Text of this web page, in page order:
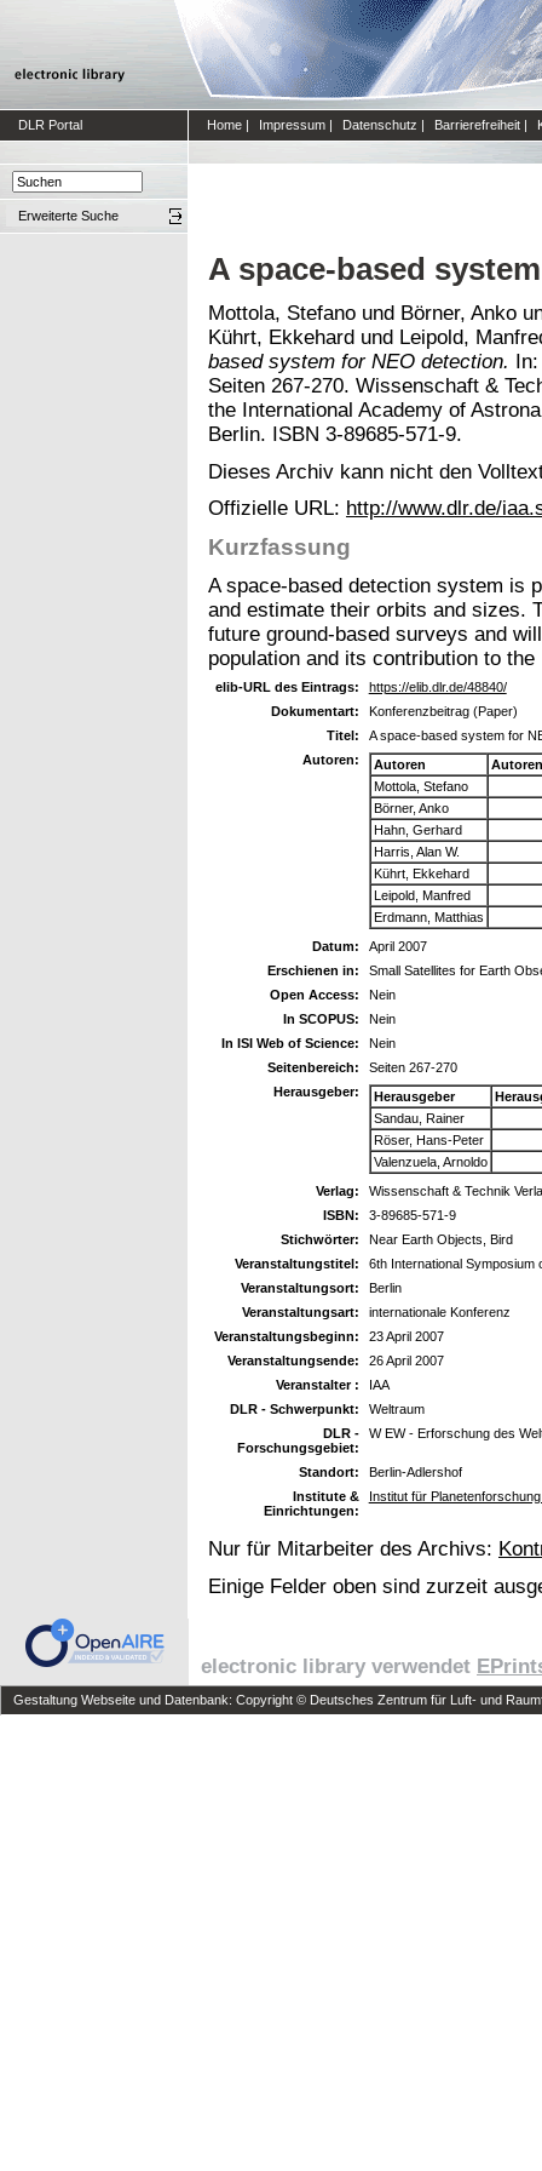
DLR Portal Home | Impressum | Datenschutz | Barrierefreiheit |
Erweiterte Suche
A space-based
Mottola, Stefano und Börner, Anko
Kührt, Ekkehard und Leipold,
based system for NEO detection.
Seiten 267-270. Wissenschaft &
the International Academy of
Berlin. ISBN 3-89685-571-9.
Dieses Archiv kann nicht den
Offizielle URL: http://www.dlr.de/
Kurzfassung
A space-based detection system is
and estimate their orbits and sizes.
future ground-based surveys and
population and its contribution to
elib-URL des Eintrags:
https://elib.dlr.de/48840/
Dokumentart:
Konferenzbeitrag (Paper)
Titel:
A space-based system for
Autoren:
Autoren
Mottola, Stefano
Börner, Anko
Hahn, Gerhard
Harris, Alan W.
Kührt, Ekkehard
Leipold, Manfred
Erdmann, Matthias
Datum:
April 2007
Erschienen in:
Small Satellites for Earth
Open Access:
Nein
In SCOPUS:
Nein
In ISI Web of Science:
Nein
Seitenbereich:
Seiten 267-270
Herausgeber:
Herausgeber
Sandau, Rainer
Röser, Hans-Peter
Valenzuela, Arnoldo
Verlag:
Wissenschaft & Technik
ISBN:
3-89685-571-9
Stichwörter:
Near Earth Objects, Bird
Veranstaltungstitel:
6th International Symposium
Veranstaltungsort:
Berlin
Veranstaltungsart:
internationale Konferenz
Veranstaltungsbeginn:
23 April 2007
Veranstaltungsende:
26 April 2007
Veranstalter :
IAA
DLR - Schwerpunkt:
Weltraum
DLR -
Forschungsgebiet:
W EW - Erforschung des
Standort:
Berlin-Adlershof
Institute &
Einrichtungen:
Institut für
Nur für Mitarbeiter des Archivs:
Einige Felder oben sind zurzeit
electronic library verwendet
Gestaltung Webseite und Datenbank: Copyright © Deutsches Zentrum für Luft- und